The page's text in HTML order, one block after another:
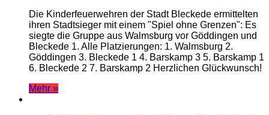
Die Kinderfeuerwehren der Stadt Bleckede ermittelten
ihren Stadtsieger mit einem "Spiel ohne Grenzen": Es
siegte die Gruppe aus Walmsburg vor Göddingen und
Bleckede 1. Alle Platzierungen: 1. Walmsburg 2.
Göddingen 3. Bleckede 1 4. Barskamp 3 5. Barskamp 1
6. Bleckede 2 7. Barskamp 2 Herzlichen Glückwunsch!
Mehr »